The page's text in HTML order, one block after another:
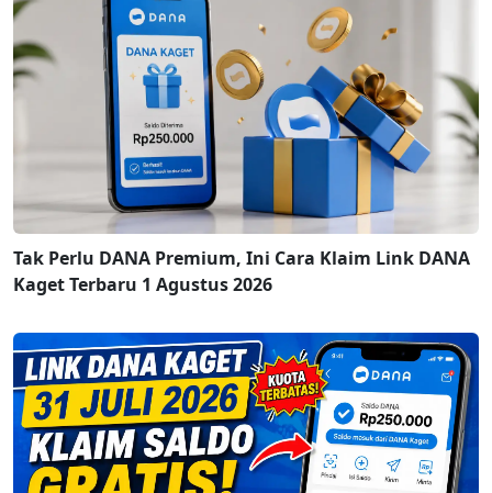
Tak Perlu DANA Premium, Ini Cara Klaim Link DANA
Kaget Terbaru 1 Agustus 2026